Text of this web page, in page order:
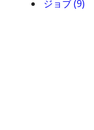
ジョブ (9)